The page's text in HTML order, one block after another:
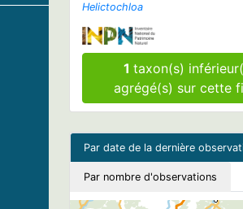
Helictochloa
1taxon(s)
Par date de la dernière
Par nombre d'observations